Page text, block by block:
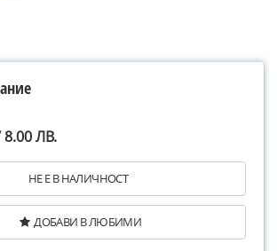
ЛВ.
НЕ Е В НАЛИЧНОСТ
ДОБАВИ В ЛЮБИМИ